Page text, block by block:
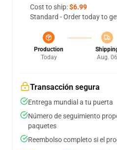
Cost to ship:$6.99
Standard - Order today to
Production
Today
Aug. 06
Transacción segura
Entrega mundial a tu puerta
Número de seguimiento
paquetes
Reembolso completo si el